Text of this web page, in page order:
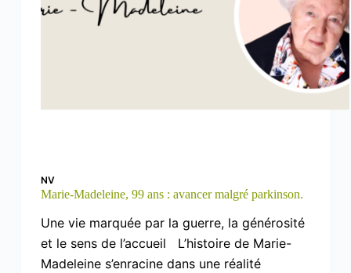
NV
Marie-Madeleine, 99 ans : avancer malgré parkinson.
Une vie marquée par la guerre, la générosité
et le sens de l’accueil L’histoire de Marie-
Madeleine s’enracine dans une réalité